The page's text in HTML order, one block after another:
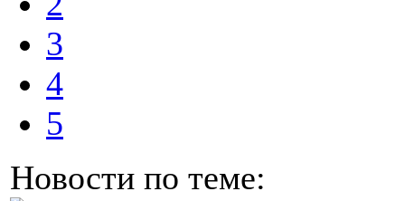
3
4
5
Новости по теме: